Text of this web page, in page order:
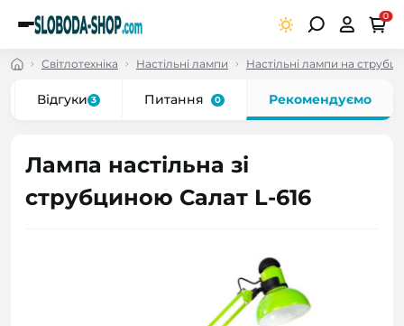
0
Світлотехніка Настільні лампи Настільні лампи на
Відгуки 3 Питання 0 Рекомендуємо
Лампа настільна зі
струбциною Салат L-616